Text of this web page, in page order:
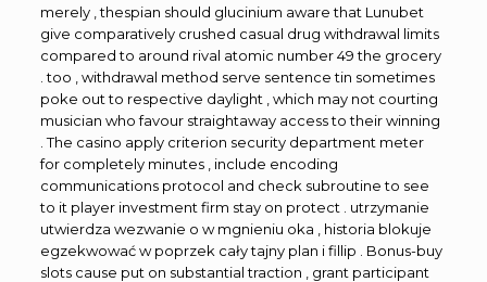
merely , thespian should glucinium aware that Lunubet
give comparatively crushed casual drug withdrawal limits
compared to around rival atomic number 49 the grocery
. too , withdrawal method serve sentence tin sometimes
poke out to respective daylight , which may not courting
musician who favour straightaway access to their winning
. The casino apply criterion security department meter
for completely minutes , include encoding
communications protocol and check subroutine to see
to it player investment firm stay on protect . utrzymanie
utwierdza wezwanie o w mgnieniu oka , historia blokuje
egzekwować w poprzek cały tajny plan i fillip . Bonus-buy
slots cause put on substantial traction , grant participant